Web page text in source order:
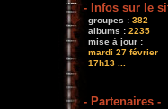
- Infos sur le
groupes : 382
albums : 2235
mise à jour :
mardi 27 février
17h13 ...
- Partenaires -